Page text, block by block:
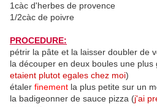
1càc d'herbes de provence
1/2càc de poivre
PROCEDURE:
pétrir la pâte et la laisser doubler de
la découper en deux boules une
etaient plutot egales chez moi)
étaler finement la plus petite sur un
la badigeonner de sauce pizza (j'ai